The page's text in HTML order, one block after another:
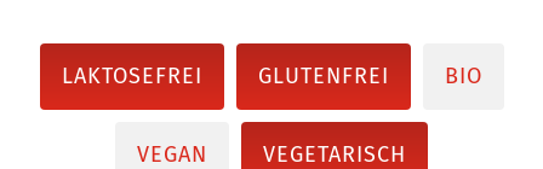
LAKTOSEFREI GLUTENFREI BIO
VEGAN VEGETARISCH